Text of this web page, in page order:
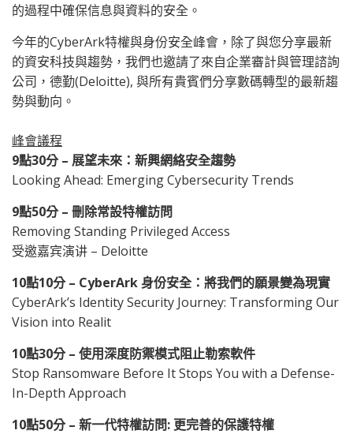
的過程中確保信息與資料的安全。
今年的CyberArk特權與身份安全峰會，除了與您分享最新
的資安科技與趨勢，我們也邀請了來自企業審計與管理諮詢
公司，德勤(Deloitte), 與所有貴賓們分享數碼轉型的最新趨
勢與動向。
峰會議程
9點30分– 展望未來：新興網絡安全趨勢
Looking Ahead: Emerging Cybersecurity Trends
9點50分– 刪除常設特權訪問
Removing Standing Privileged Access
受邀嘉宾演讲 – Deloitte
10點10分– CyberArk 身份安全：將我們的願景變為現實
CyberArk’s Identity Security Journey: Transforming Our
Vision into Realit
10點30分– 使用深度防禦模式阻止勒索軟件
Stop Ransomware Before It Stops You with a Defense-
In-Depth Approach
10點50分– 新一代特權訪問: 更完善的保護特權